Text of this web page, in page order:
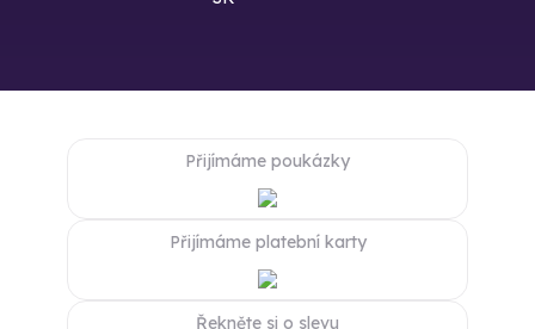
Přijímáme poukázky
Přijímáme platební karty
Řekněte si o slevu